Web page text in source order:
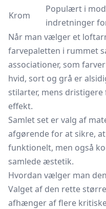
Krom
Populært i
indretninger
Når man vælger et
farvepaletten i rummet
associationer, som
hvid, sort og grå er
stilarter, mens
effekt.
Samlet set er valg af
afgørende for at sikre,
funktionelt, men også
samlede æstetik.
Hvordan vælger man
Valget af den rette
afhænger af flere